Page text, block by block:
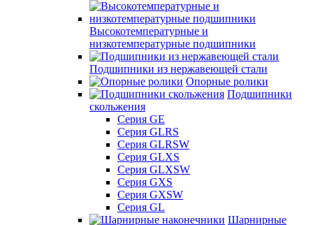
Высокотемпературные и
низкотемпературные подшипники
Подшипники из нержавеющей стали
Опорные ролики
Подшипники
скольжения
Серия GE
Серия GLRS
Серия GLRSW
Серия GLXS
Серия GLXSW
Серия GXS
Серия GXSW
Серия GL
Шарнирные